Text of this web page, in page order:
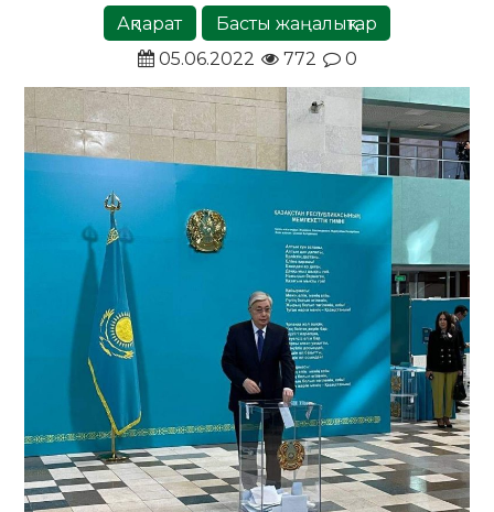
Ақпарат
Басты жаңалықтар
05.06.2022
772 0